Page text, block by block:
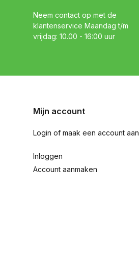
Neem contact op met de
klantenservice Maandag t/m
vrijdag: 10.00 - 16:00 uur
Mijn account
Login of maak een account aan
Inloggen
Account aanmaken